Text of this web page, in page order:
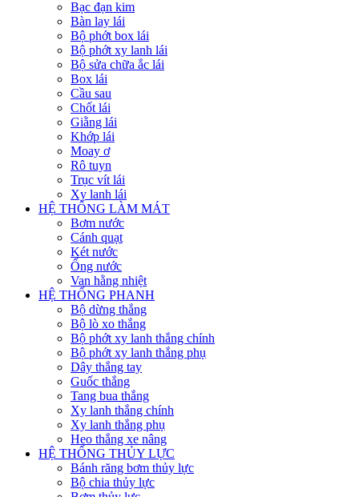
Bạc đạn kim
Bàn lay lái
Bộ phớt box lái
Bộ phớt xy lanh lái
Bộ sửa chữa ắc lái
Box lái
Cầu sau
Chốt lái
Giằng lái
Khớp lái
Moay ơ
Rô tuyn
Trục vít lái
Xy lanh lái
HỆ THỐNG LÀM MÁT
Bơm nước
Cánh quạt
Két nước
Ống nước
Van hằng nhiệt
HỆ THỐNG PHANH
Bộ dừng thắng
Bộ lò xo thắng
Bộ phớt xy lanh thắng chính
Bộ phớt xy lanh thắng phụ
Dây thắng tay
Guốc thắng
Tang bua thắng
Xy lanh thắng chính
Xy lanh thắng phụ
Heo thắng xe nâng
HỆ THỐNG THỦY LỰC
Bánh răng bơm thủy lực
Bộ chia thủy lực